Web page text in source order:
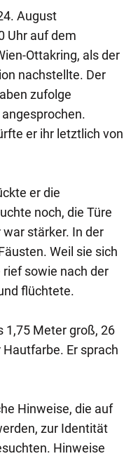
August
Uhr auf dem
Ottakring, als der
nachstellte. Der
zufolge
er ihr letztlich von
er die
noch, die Türe
stärker. In der
Weil sie sich
sowie nach der
flüchtete.
1,75 Meter groß, 26
Er sprach
Hinweise, die auf
zur Identität
Hinweise